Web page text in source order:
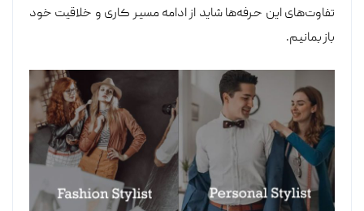
تفاوت‌های این حرفه‌ها شاید از ادامه مسیر کاری و خلاقیت خود
باز بمانیم.